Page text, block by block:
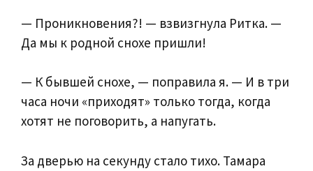
— Проникновения?! — взвизгнула Ритка. —
Да мы к родной снохе пришли!
— К бывшей снохе, — поправила я. — И в три
часа ночи «приходят» только тогда, когда
хотят не поговорить, а напугать.
За дверью на секунду стало тихо. Тамара